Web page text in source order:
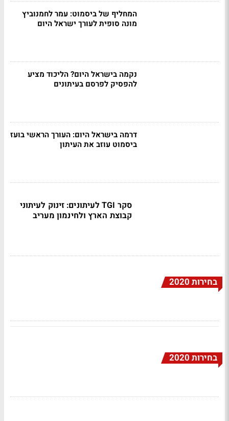
המחליף של ביסמוט: עמר לחמנוביץ
מונה סופית לעורך ישראל היום
נקמה בישראל היום? הליכוד מציע
להפסיק לפרסם בעיתונים
דרמה בישראל היום: העורך הראשי בועז
ביסמוט עוזב את העיתון
סקר TGI לעיתונים: זינוק לעיתוני
קבוצת הארץ ולחינמון מעריב
בחירות 2020
בחירות 2020